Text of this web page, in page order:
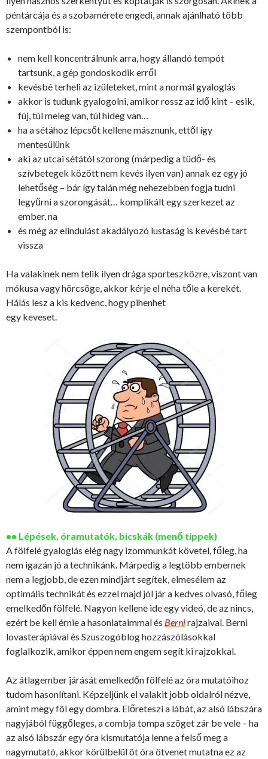
péntárcája és a szobamérete engedi, annak ajánlható több
szempontból is:
nem kell koncentrálnunk arra, hogy állandó tempót
tartsunk, a gép gondoskodik erről
kevésbé terheli az izületeket, mint a normál gyaloglás
akkor is tudunk gyalogolni, amikor rossz az idő kint – esik,
fúj, túl meleg van, túl hideg van…
ha a sétához lépcsőt kellene másznunk, ettől így
mentesülünk
aki az utcai sétától szorong (márpedig a tüdő- és
szívbetegek között nem kevés ilyen van) annak ez egy jó
lehetőség – bár így talán még nehezebben fogja tudni
legyűrni a szorongását… komplikált egy szerkezet az
ember, na
és még az elindulást akadályozó lustaság is kevésbé tart
vissza
Ha valakinek nem telik ilyen drága sporteszközre, viszont van
mókusa vagy hörcsöge, akkor kérje el néha tőle a kerekét.
Hálás lesz a kis kedvenc, hogy pihenhet
egy keveset.
•• Lépések, óramutatók, bicskák (menő tippek)
A fölfelé gyaloglás elég nagy izommunkát követel, főleg, ha
nem igazán jó a technikánk. Márpedig a legtöbb embernek
nem a legjobb, de ezen mindjárt segítek, elmesélem az
optimális technikát és ezzel majd jól jár a kedves olvasó, főleg
emelkedőn fölfelé. Nagyon kellene ide egy videó, de az nincs,
ezért be kell érnie a hasonlataimmal és Bernirajzaival. Berni
lovasterápiával és Szuszogóblog hozzászólásokkal
foglalkozik, amikor éppen nem engem segít ki rajzokkal.
Az átlagember járását emelkedőn fölfelé az óra mutatóihoz
tudom hasonlítani. Képzeljünk el valakit jobb oldalról nézve,
amint megy föl egy dombra. Előreteszi a lábát, az alsó lábszára
nagyjából függőleges, a combja tompa szöget zár be vele – ha
az alsó lábszár egy óra kismutatója lenne a felső meg a
nagymutató, akkor körülbelül öt óra ötvenet mutatna ez az